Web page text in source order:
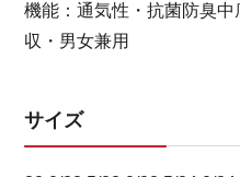
機能：通気性・抗菌防臭
収・男女兼用
サイズ